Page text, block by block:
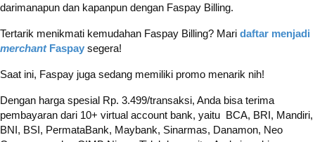
darimanapun dan kapanpun dengan Faspay Billing.
Tertarik menikmati kemudahan Faspay Billing? Mari daftar menjadi
merchantFaspay segera!
Saat ini, Faspay juga sedang memiliki promo menarik nih!
Dengan harga spesial Rp. 3.499/transaksi, Anda bisa terima
pembayaran dari 10+ virtual account bank, yaitu BCA, BRI, Mandiri,
BNI, BSI, PermataBank, Maybank, Sinarmas, Danamon, Neo